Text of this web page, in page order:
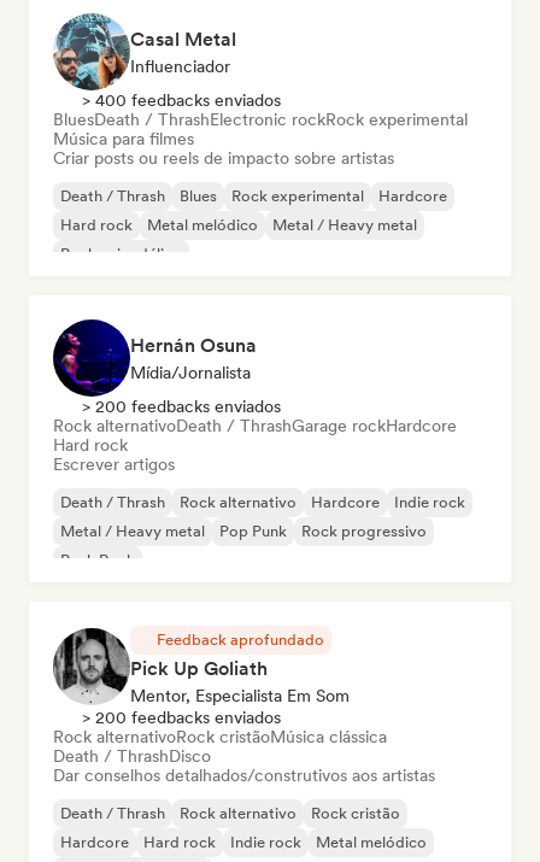
Casal Metal
Influenciador
> 400 feedbacks enviados
BluesDeath / ThrashElectronic rockRock experimental
Música para filmes
Criar posts ou reels de impacto sobre artistas
Death / Thrash Blues Rock experimental
Hardcore
Hard rock
Metal melódico
Metal / Heavy metal
Rock psicodélico
Hernán Osuna
Mídia/Jornalista
> 200 feedbacks enviados
Rock alternativoDeath / ThrashGarage rockHardcore
Hard rock
Escrever artigos
Death / Thrash Rock alternativo Hardcore
Indie rock
Metal / Heavy metal
Pop Punk
Rock progressivo
Punk Rock
Feedback aprofundado
Pick Up Goliath
Mentor, Especialista Em Som
> 200 feedbacks enviados
Rock alternativoRock cristãoMúsica clássica
Death / ThrashDisco
Dar conselhos detalhados/construtivos aos artistas
Death / Thrash Rock alternativo
Rock cristão
Hardcore
Hard rock Indie rock Metal melódico